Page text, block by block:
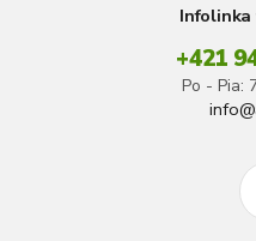
Infolinka
+421
Po - Pia: